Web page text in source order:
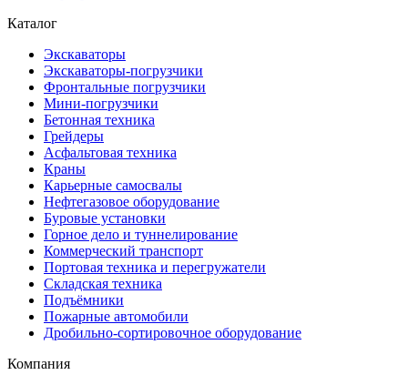
Каталог
Экскаваторы
Экскаваторы-погрузчики
Фронтальные погрузчики
Мини-погрузчики
Бетонная техника
Грейдеры
Асфальтовая техника
Краны
Карьерные самосвалы
Нефтегазовое оборудование
Буровые установки
Горное дело и туннелирование
Коммерческий транспорт
Портовая техника и перегружатели
Складская техника
Подъёмники
Пожарные автомобили
Дробильно-сортировочное оборудование
Компания